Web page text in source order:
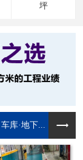
坪
车库·地下...